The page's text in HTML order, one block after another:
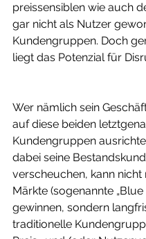
preissensiblen wie auch
gar nicht als Nutzer
Kundengruppen. Doch
liegt das Potenzial für
Wer nämlich sein
auf diese beiden
Kundengruppen
dabei seine
verscheuchen, kann nicht
Märkte (sogenannte „Blue
gewinnen, sondern
traditionelle